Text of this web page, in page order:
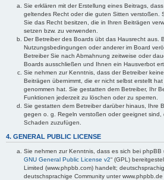
Sie erklären mit der Erstellung eines Beitrags,
geltendes Recht oder die guten Sitten verstoßen.
Sie das Recht besitzen, die in Ihren Beiträgen
setzen bzw. zu verwenden.
Der Betreiber des Boards übt das Hausrecht aus.
Nutzungsbedingungen oder anderer im Board
Betreiber Sie nach Abmahnung zeitweise oder
Boards ausschließen und Ihnen ein Hausverbot
Sie nehmen zur Kenntnis, dass der Betreiber
Beiträgen übernimmt, die er nicht selbst erstellt
genommen hat. Sie gestatten dem Betreiber, Ihr
Funktionen jederzeit zu löschen oder zu sperren.
Sie gestatten dem Betreiber darüber hinaus, Ihre
gegen o. g. Regeln verstoßen oder geeignet sind,
Schaden zuzufügen.
4. GENERAL PUBLIC LICENSE
Sie nehmen zur Kenntnis, dass es sich bei phpBB
GNU General Public License v2“ (GPL)
Limited (www.phpbb.com) handelt;
deutschsprachige Community unter